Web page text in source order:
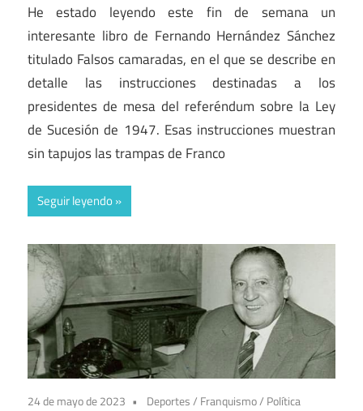
He estado leyendo este fin de semana un
interesante libro de Fernando Hernández Sánchez
titulado Falsos camaradas, en el que se describe en
detalle las instrucciones destinadas a los
presidentes de mesa del referéndum sobre la Ley
de Sucesión de 1947. Esas instrucciones muestran
sin tapujos las trampas de Franco
Seguir leyendo
24 de mayo de 2023 Deportes/ Franquismo/ Política